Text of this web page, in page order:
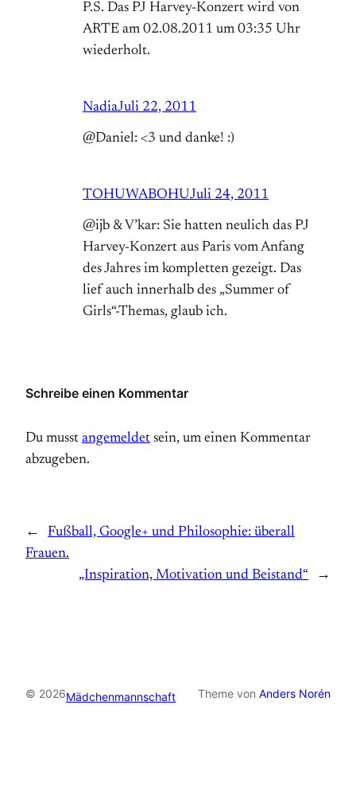
P.S. Das PJ Harvey-Konzert wird von
ARTE am 02.08.2011 um 03:35 Uhr
wiederholt.
NadiaJuli 22, 2011
@Daniel: <3 und danke! :)
TOHUWABOHUJuli 24, 2011
@ijb & V’kar: Sie hatten neulich das PJ
Harvey-Konzert aus Paris vom Anfang
des Jahres im kompletten gezeigt. Das
lief auch innerhalb des „Summer of
Girls“-Themas, glaub ich.
Schreibe einen Kommentar
Du musst angemeldet sein, um einen Kommentar
abzugeben.
←
Fußball, Google+ und Philosophie: überall
Frauen.
„Inspiration, Motivation und Beistand“
→
© 2026Mädchenmannschaft Theme von Anders Norén